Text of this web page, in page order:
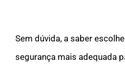
Sem dúvida, a saber
segurança mais adequada